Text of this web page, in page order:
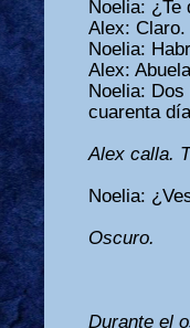
Noelia: ¿Te
Alex: Claro.
Noelia:
Alex:
Noelia:
cuarenta
Alex calla.
Noelia:
Oscuro.
Durante el